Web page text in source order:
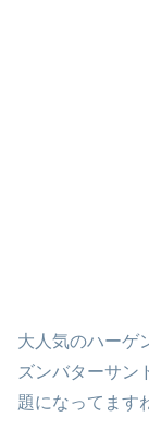
大人気のハーゲ
ズンバターサン
題になってます